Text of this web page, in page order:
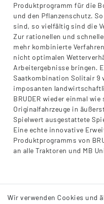
Produktprogramm für die
und den Pflanzenschutz.
sind, so vielfältig sind die
Zur rationellen und
mehr kombinierte
nicht optimalen
Arbeitergebnisse bringen.
Saatkombination Solitair 9
imposanten
BRUDER wieder einmal
Originalfahrzeuge in
Spielwert ausgestattete
Eine echte innovative
Produktprogramms von
an alle Traktoren und MB
Wir verwenden Cookies und